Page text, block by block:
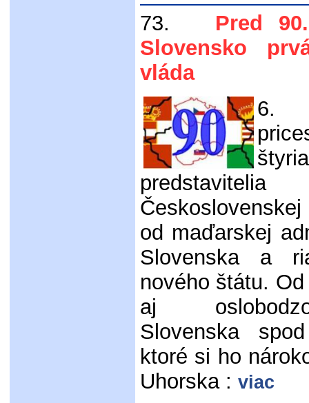
73.
Pred
Slovensko
vláda
6.
od maďarskej
Slovenska a
nového štátu.
aj
Slovenska
ktoré si ho
Uhorska : viac